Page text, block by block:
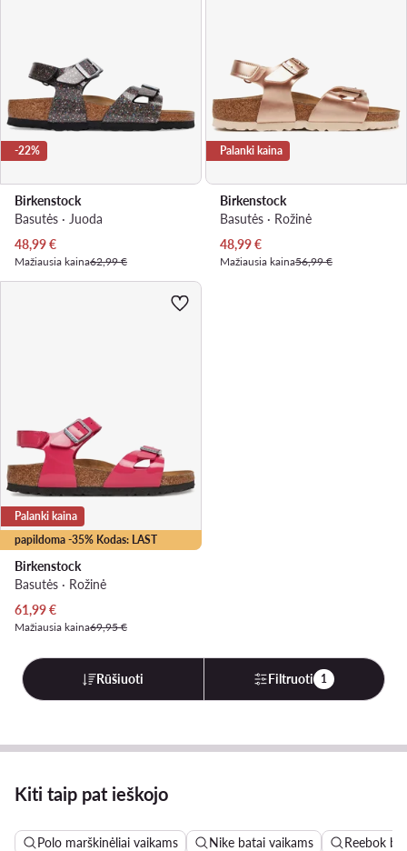
-22%
Birkenstock
Basutės · Juoda
Dabartinė kaina
48,99€
Mažiausia kaina62,99 €
Palanki kaina
Birkenstock
Basutės · Rožinė
Dabartinė kaina
48,99€
Mažiausia kaina56,99 €
papildoma -35% Kodas: LAST
Palanki kaina
Birkenstock
Basutės · Rožinė
Dabartinė kaina
61,99€
Mažiausia kaina69,95 €
Rūšiuoti Filtruoti 1
Kiti taip pat ieškojo
Polo marškinėliai vaikams Nike batai vaikams Reebok